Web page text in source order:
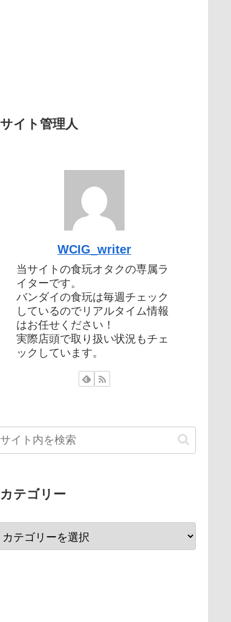
サイト管理人
WCIG_writer
当サイトの食玩オタクの専属ラ
イターです。
バンダイの食玩は毎週チェック
しているのでリアルタイム情報
はお任せください！
実際店頭で取り扱い状況もチェ
ックしています。
カテゴリー